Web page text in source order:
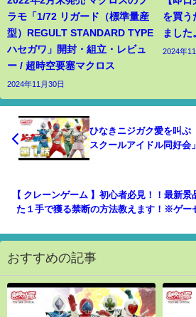
ラモ「1/72 リガード（標準量産
型）REGULT STANDARD TYPE
ハセガワ」開封・組立・レビュ
ー / 超時空要塞マクロス
2024年11月30日
を買う
ました
2024年
ひなきニジガク愛を叫ぶ
スクールアイドル同好会」
【 クレーンゲーム 】初心者必見！！最新景
た１手で獲る禁断の方法教えます！※ゲー
おすすめの記事